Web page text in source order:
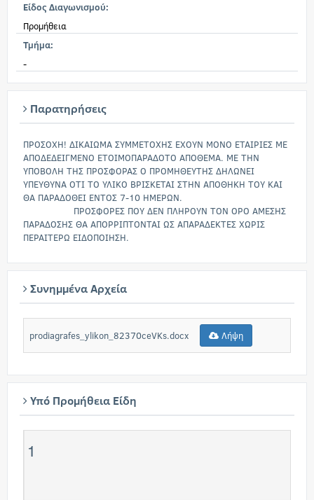
Είδος Διαγωνισμού:
Προμήθεια
Τμήμα:
-
Παρατηρήσεις
ΠΡΟΣΟΧΗ! ΔΙΚΑΙΩΜΑ ΣΥΜΜΕΤΟΧΗΣ ΕΧΟΥΝ ΜΟΝΟ ΕΤΑΙΡΙΕΣ ΜΕ
ΑΠΟΔΕΔΕΙΓΜΕΝΟ ΕΤΟΙΜΟΠΑΡΑΔΟΤΟ ΑΠΟΘΕΜΑ. ΜΕ ΤΗΝ
ΥΠΟΒΟΛΗ ΤΗΣ ΠΡΟΣΦΟΡΑΣ Ο ΠΡΟΜΗΘΕΥΤΗΣ ΔΗΛΩΝΕΙ
ΥΠΕΥΘΥΝΑ ΟΤΙ ΤΟ ΥΛΙΚΟ ΒΡΙΣΚΕΤΑΙ ΣΤΗΝ ΑΠΟΘΗΚΗ ΤΟΥ ΚΑΙ
ΘΑ ΠΑΡΑΔΟΘΕΙ ΕΝΤΟΣ 7-10 ΗΜΕΡΩΝ.
ΠΡΟΣΦΟΡΕΣ ΠΟΥ ΔΕΝ ΠΛΗΡΟΥΝ ΤΟΝ ΟΡΟ ΑΜΕΣΗΣ
ΠΑΡΑΔΟΣΗΣ ΘΑ ΑΠΟΡΡΙΠΤΟΝΤΑΙ ΩΣ ΑΠΑΡΑΔΕΚΤΕΣ ΧΩΡΙΣ
ΠΕΡΑΙΤΕΡΩ ΕΙΔΟΠΟΙΗΣΗ.
Συνημμένα Αρχεία
prodiagrafes_ylikon_82370ceVKs.docx Λήψη
Υπό Προμήθεια Είδη
1